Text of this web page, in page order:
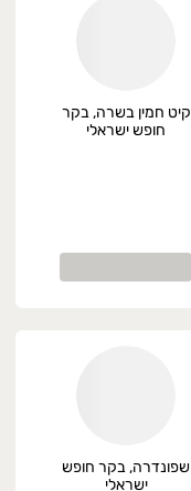
קיט חמין בשרה, בקר
חופש ישראלי
שפונדרה, בקר חופש
ישראלי